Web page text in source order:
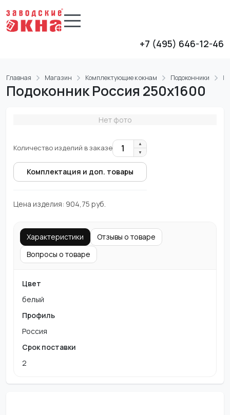
+7 (495) 646-12-46
Главная Магазин Комплектующие к окнам Подоконники
Подоконник Россия 250x1600
Нет фото
Количество изделий в заказе 1
▲
▼
Комплектация и доп. товары
Цена изделия: 904,75 руб.
Характеристики
Отзывы о товаре
Вопросы о товаре
Цвет
белый
Профиль
Россия
Срок поставки
2